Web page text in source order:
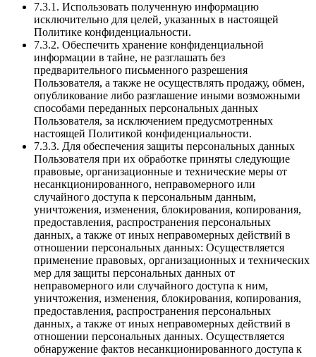
7.3.1. Использовать полученную информацию
исключительно для целей, указанных в настоящей
Политике конфиденциальности.
7.3.2. Обеспечить хранение конфиденциальной
информации в тайне, не разглашать без
предварительного письменного разрешения
Пользователя, а также не осуществлять продажу, обмен,
опубликование либо разглашение иными возможными
способами переданных персональных данных
Пользователя, за исключением предусмотренных
настоящей Политикой конфиденциальности.
7.3.3. Для обеспечения защиты персональных данных
Пользователя при их обработке приняты следующие
правовые, организационные и технические меры от
несанкционированного, неправомерного или
случайного доступа к персональным данным,
уничтожения, изменения, блокирования, копирования,
предоставления, распространения персональных
данных, а также от иных неправомерных действий в
отношении персональных данных: Осуществляется
применение правовых, организационных и технических
мер для защиты персональных данных от
неправомерного или случайного доступа к ним,
уничтожения, изменения, блокирования, копирования,
предоставления, распространения персональных
данных, а также от иных неправомерных действий в
отношении персональных данных. Осуществляется
обнаружение фактов несанкционированного доступа к